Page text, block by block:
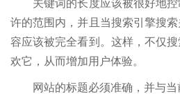
关键词的长度应该被很好地控
许的范围内，并且当搜索引擎搜
容应该被完全看到。这样，不仅
欢它，从而增加用户体验。
网站的标题必须准确，并与当